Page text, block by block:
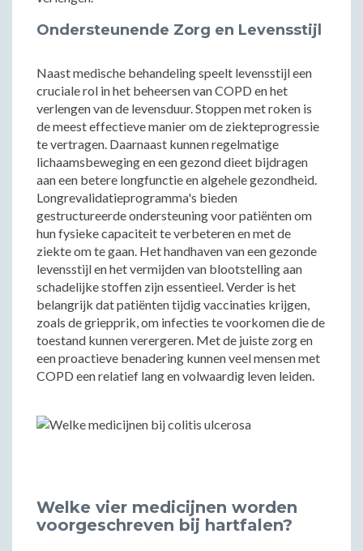
Ondersteunende Zorg en Levensstijl
Naast medische behandeling speelt levensstijl een
cruciale rol in het beheersen van COPD en het
verlengen van de levensduur. Stoppen met roken is
de meest effectieve manier om de ziekteprogressie
te vertragen. Daarnaast kunnen regelmatige
lichaamsbeweging en een gezond dieet bijdragen
aan een betere longfunctie en algehele gezondheid.
Longrevalidatieprogramma's bieden
gestructureerde ondersteuning voor patiënten om
hun fysieke capaciteit te verbeteren en met de
ziekte om te gaan. Het handhaven van een gezonde
levensstijl en het vermijden van blootstelling aan
schadelijke stoffen zijn essentieel. Verder is het
belangrijk dat patiënten tijdig vaccinaties krijgen,
zoals de griepprik, om infecties te voorkomen die de
toestand kunnen verergeren. Met de juiste zorg en
een proactieve benadering kunnen veel mensen met
COPD een relatief lang en volwaardig leven leiden.
Welke vier medicijnen worden
voorgeschreven bij hartfalen?